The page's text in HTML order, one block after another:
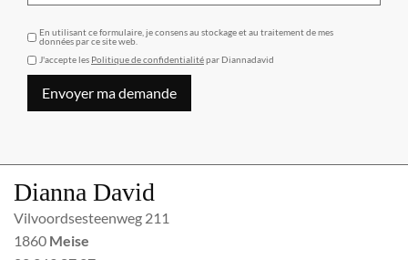
En utilisant ce formulaire, je consens au stockage et au traitement de mes
données par ce site web.
J'accepte les Politique de confidentialitépar Diannadavid
Envoyer ma demande
Dianna David
Vilvoordsesteenweg 211
1860 Meise